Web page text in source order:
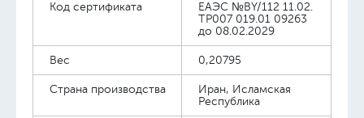
Код сертификата
ЕАЭС №BY/112 11.02.
TP007 019.01 09263
до 08.02.2029
Вес 0,20795
Страна производства
Иран, Исламская
Республика